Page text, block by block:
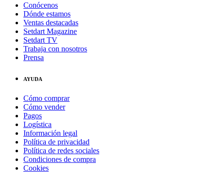
Conócenos
Dónde estamos
Ventas destacadas
Setdart Magazine
Setdart TV
Trabaja con nosotros
Prensa
AYUDA
Cómo comprar
Cómo vender
Pagos
Logística
Información legal
Política de privacidad
Política de redes sociales
Condiciones de compra
Cookies